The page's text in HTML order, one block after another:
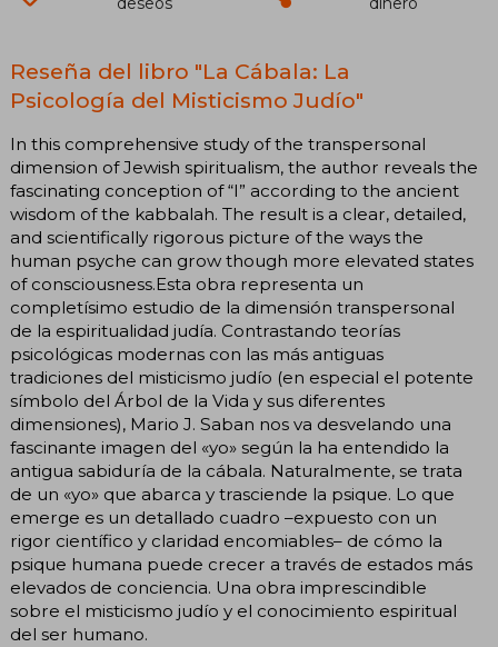
Reseña del libro "La Cábala: La
Psicología del Misticismo Judío"
In this comprehensive study of the transpersonal
dimension of Jewish spiritualism, the author reveals the
fascinating conception of “I” according to the ancient
wisdom of the kabbalah. The result is a clear, detailed,
and scientifically rigorous picture of the ways the
human psyche can grow though more elevated states
of consciousness.Esta obra representa un
completísimo estudio de la dimensión transpersonal
de la espiritualidad judía. Contrastando teorías
psicológicas modernas con las más antiguas
tradiciones del misticismo judío (en especial el potente
símbolo del Árbol de la Vida y sus diferentes
dimensiones), Mario J. Saban nos va desvelando una
fascinante imagen del «yo» según la ha entendido la
antigua sabiduría de la cábala. Naturalmente, se trata
de un «yo» que abarca y trasciende la psique. Lo que
emerge es un detallado cuadro –expuesto con un
rigor científico y claridad encomiables– de cómo la
psique humana puede crecer a través de estados más
elevados de conciencia. Una obra imprescindible
sobre el misticismo judío y el conocimiento espiritual
del ser humano.